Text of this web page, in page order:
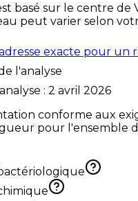
basé sur le centre de
peut varier selon
exacte pour un
l'analyse
: 2 avril 2026
conforme aux
pour l'ensemble